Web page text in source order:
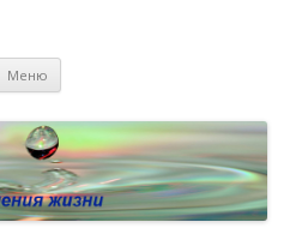
Барымовой
и ренкарнационике. Услуги.
Меню